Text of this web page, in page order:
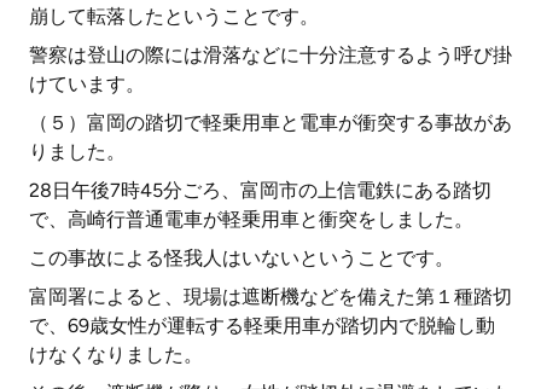
崩して転落したということです。
警察は登山の際には滑落などに十分注意するよう呼び掛
けています。
（５）富岡の踏切で軽乗用車と電車が衝突する事故があ
りました。
28日午後7時45分ごろ、富岡市の上信電鉄にある踏切
で、高崎行普通電車が軽乗用車と衝突をしました。
この事故による怪我人はいないということです。
富岡署によると、現場は遮断機などを備えた第１種踏切
で、69歳女性が運転する軽乗用車が踏切内で脱輪し動
けなくなりました。